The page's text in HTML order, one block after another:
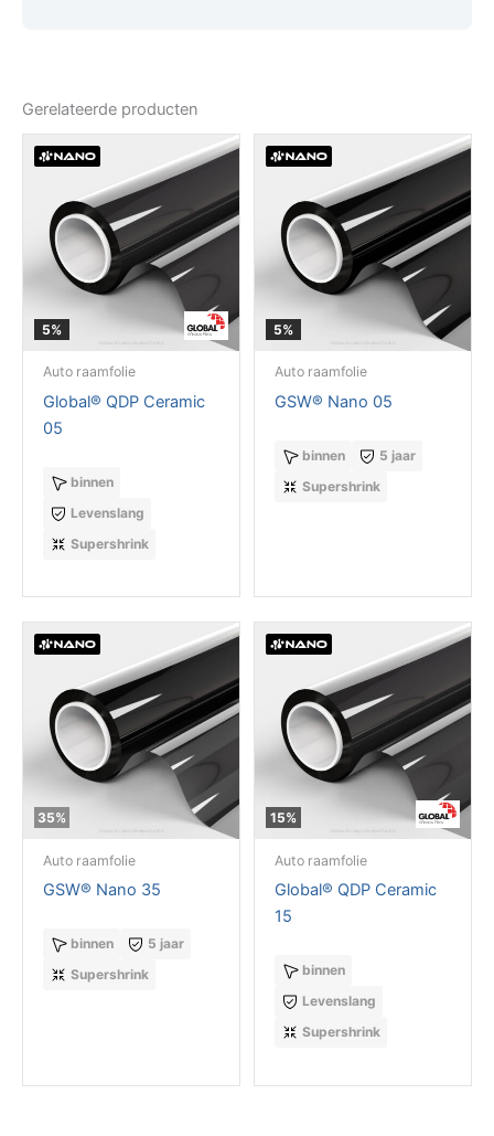
Gerelateerde producten
5%
Auto raamfolie
Global® QDP Ceramic
05
binnen
Levenslang
Supershrink
5%
Auto raamfolie
GSW® Nano 05
binnen
5 jaar
Supershrink
35%
Auto raamfolie
GSW® Nano 35
binnen
5 jaar
Supershrink
15%
Auto raamfolie
Global® QDP Ceramic
15
binnen
Levenslang
Supershrink